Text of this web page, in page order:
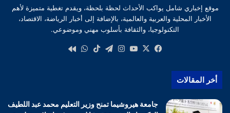
موقع إخباري شامل يواكب الأحداث لحظة بلحظة، ويقدم تغطية متميزة لأهم
الأخبار المحلية والعربية والعالمية، بالإضافة إلى أخبار الرياضة، الاقتصاد،
التكنولوجيا، والثقافة بأسلوب مهني وموضوعي.
فيسبوك
‫X
‫YouTube
انستقرام
تيلقرام‫TikTokواتساب
أخر المقالات
جامعة هيروشيما تمنح وزير التعليم محمد عبد اللطيف